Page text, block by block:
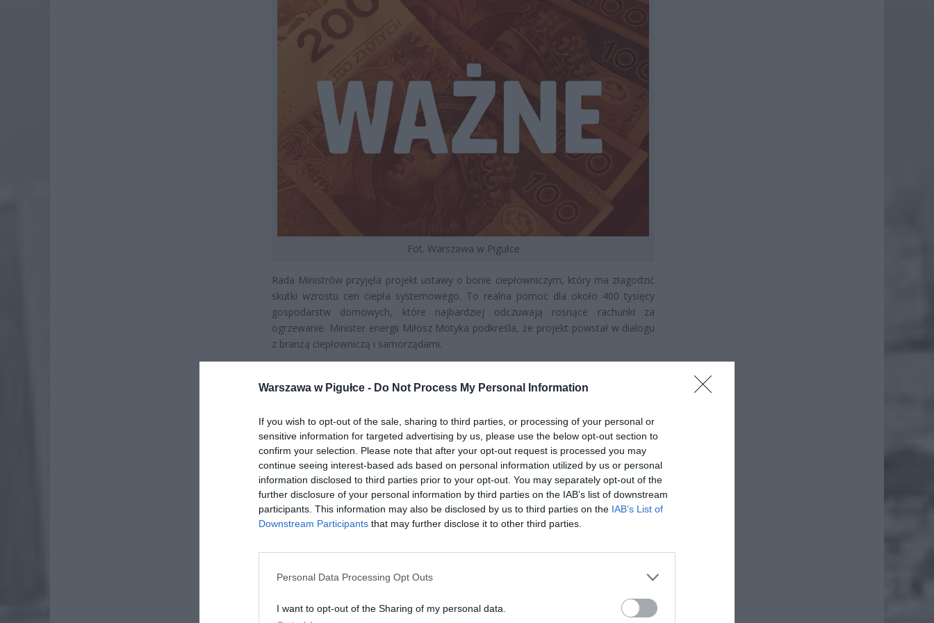
Warszawa w Pigułce - Do Not Process My Personal Information
If you wish to opt-out of the sale, sharing to third parties, or processing of your personal or
sensitive information for targeted advertising by us, please use the below opt-out section to
confirm your selection. Please note that after your opt-out request is processed you may
continue seeing interest-based ads based on personal information utilized by us or personal
information disclosed to third parties prior to your opt-out. You may separately opt-out of the
further disclosure of your personal information by third parties on the IAB’s list of downstream
participants. This information may also be disclosed by us to third parties on the IAB’s List of
Downstream Participants that may further disclose it to other third parties.
Personal Data Processing Opt Outs
I want to opt-out of the Sharing of my personal data.
Fot. Warszawa w Pigułce
Rada Ministrów przyjęła projekt ustawy o bonie ciepłowniczym, który ma złagodzić
skutki wzrostu cen ciepła systemowego. To realna pomoc dla około 400 tysięcy
gospodarstw domowych, które najbardziej odczuwają rosnące rachunki za
ogrzewanie. Minister energii Miłosz Motyka podkreśla, że projekt powstał w dialogu
z branżą ciepłowniczą i samorządami.
ad